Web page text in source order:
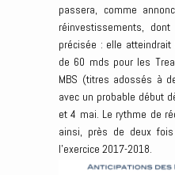
passera, comme
réinvestissements,
précisée : elle
de 60 mds pour les
MBS (titres adossés à
avec un probable début
et 4 mai. Le rythme de
ainsi, près de deux
l’exercice 2017-2018.